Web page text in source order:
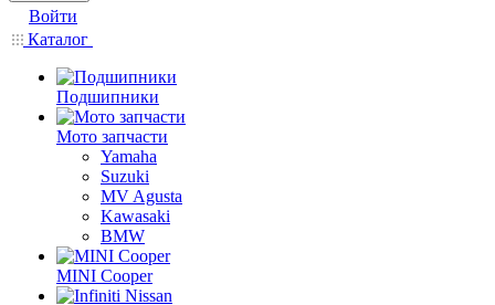
Войти
Каталог
Подшипники
Мото запчасти
Yamaha
Suzuki
MV Agusta
Kawasaki
BMW
MINI Cooper